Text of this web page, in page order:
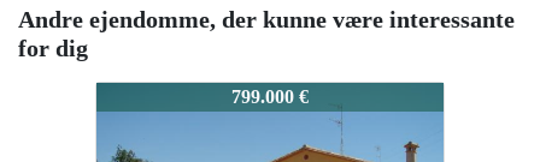
Andre ejendomme, der kunne være interessante
for dig
899.000 €